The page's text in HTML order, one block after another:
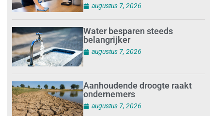
augustus 7, 2026
Water besparen steeds
belangrijker
augustus 7, 2026
Aanhoudende droogte raakt
ondernemers
augustus 7, 2026